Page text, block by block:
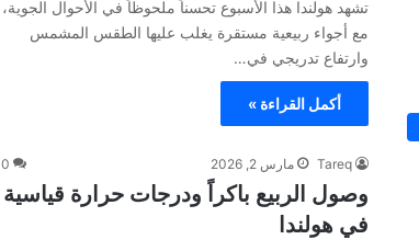
تشهد هولندا هذا الأسبوع تحسناً ملحوظاً في الأحوال الجوية،
مع أجواء ربيعية مستقرة يغلب عليها الطقس المشمس
وارتفاع تدريجي في…
أكمل القراءة »
Tareq مارس 2, 2026 0
وصول الربيع باكراً ودرجات حرارة قياسية
في هولندا